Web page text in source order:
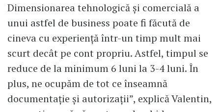
Dimensionarea tehnologică și comercială a
unui astfel de business poate fi făcută de
cineva cu experiență într-un timp mult mai
scurt decât pe cont propriu. Astfel, timpul se
reduce de la minimum 6 luni la 3-4 luni. În
plus, ne ocupăm de tot ce înseamnă
documentație și autorizații”, explică Valentin,